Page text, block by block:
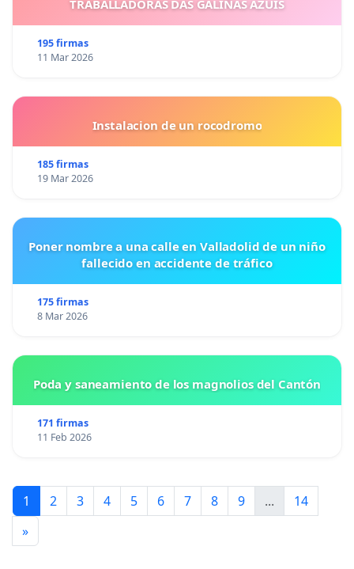
TRABALLADORAS DAS GALIÑAS AZUIS
195 firmas
11 Mar 2026
Instalacion de un rocodromo
185 firmas
19 Mar 2026
Poner nombre a una calle en Valladolid de un niño
fallecido en accidente de tráfico
175 firmas
8 Mar 2026
Poda y saneamiento de los magnolios del Cantón
171 firmas
11 Feb 2026
1 2 3 4 5 6 7 8 9 ...
14
»